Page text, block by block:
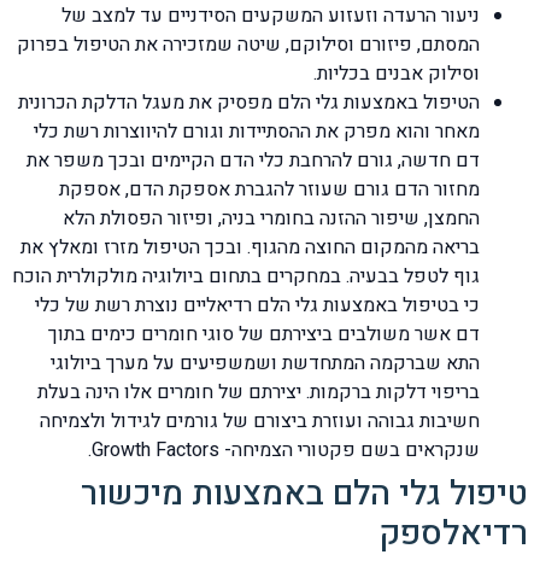
ניעור הרעדה וזעזוע המשקעים הסידניים עד למצב של
המסתם, פיזורם וסילוקם, שיטה שמזכירה את הטיפול בפרוק
וסילוק אבנים בכליות.
הטיפול באמצעות גלי הלם מפסיק את מעגל הדלקת הכרונית
מאחר והוא מפרק את ההסתיידות וגורם להיווצרות רשת כלי
דם חדשה, גורם להרחבת כלי הדם הקיימים ובכך משפר את
מחזור הדם גורם שעוזר להגברת אספקת הדם, אספקת
החמצן, שיפור ההזנה בחומרי בניה, ופיזור הפסולת הלא
בריאה מהמקום החוצה מהגוף. ובכך הטיפול מזרז ומאלץ את
גוף לטפל בבעיה. במחקרים בתחום ביולוגיה מולקולרית הוכח
כי בטיפול באמצעות גלי הלם רדיאליים נוצרת רשת של כלי
דם אשר משולבים ביצירתם של סוגי חומרים כימים בתוך
התא שברקמה המתחדשת ושמשפיעים על מערך ביולוגי
בריפוי דלקות ברקמות. יצירתם של חומרים אלו הינה בעלת
חשיבות גבוהה ועוזרת ביצורם של גורמים לגידול ולצמיחה
שנקראים בשם פקטורי הצמיחה- Growth Factors.
טיפול גלי הלם באמצעות מיכשור
רדיאלספק